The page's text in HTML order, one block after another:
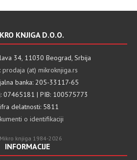
KNJIGA D.O.O.
34, 11030 Beograd, Srbija
prodaja (at) mikroknjiga.rs
banka: 205-33117-65
07465181 | PIB: 100575773
delatnosti: 5811
o identifikaciji
knjiga 1984-2026
INFORMACIJE